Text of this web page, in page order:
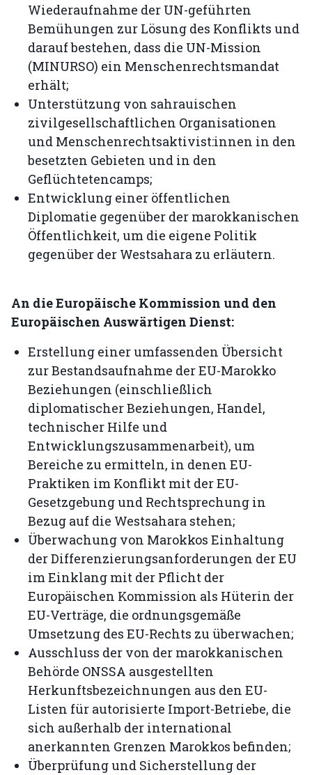
Wiederaufnahme der UN-geführten
Bemühungen zur Lösung des Konflikts und
darauf bestehen, dass die UN-Mission
(MINURSO) ein Menschenrechtsmandat
erhält;
Unterstützung von sahrauischen
zivilgesellschaftlichen Organisationen
und Menschenrechtsaktivist:innen in den
besetzten Gebieten und in den
Geflüchtetencamps;
Entwicklung einer öffentlichen
Diplomatie gegenüber der marokkanischen
Öffentlichkeit, um die eigene Politik
gegenüber der Westsahara zu erläutern.
An die Europäische Kommission und den
Europäischen Auswärtigen Dienst:
Erstellung einer umfassenden Übersicht
zur Bestandsaufnahme der EU-Marokko
Beziehungen (einschließlich
diplomatischer Beziehungen, Handel,
technischer Hilfe und
Entwicklungszusammenarbeit), um
Bereiche zu ermitteln, in denen EU-
Praktiken im Konflikt mit der EU-
Gesetzgebung und Rechtsprechung in
Bezug auf die Westsahara stehen;
Überwachung von Marokkos Einhaltung
der Differenzierungsanforderungen der EU
im Einklang mit der Pflicht der
Europäischen Kommission als Hüterin der
EU-Verträge, die ordnungsgemäße
Umsetzung des EU-Rechts zu überwachen;
Ausschluss der von der marokkanischen
Behörde ONSSA ausgestellten
Herkunftsbezeichnungen aus den EU-
Listen für autorisierte Import-Betriebe, die
sich außerhalb der international
anerkannten Grenzen Marokkos befinden;
Überprüfung und Sicherstellung der